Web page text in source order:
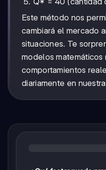
Este método nos
cambiará el mercado
situaciones. Te
modelos matemáticos
comportamientos
diariamente en